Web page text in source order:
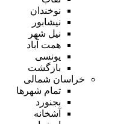
نوخندان
نیشابور
نیل شهر
همت آباد
یونسی
بازگشت
خراسان شمالی
تمام شهر‌ها
بجنورد
آشخانه